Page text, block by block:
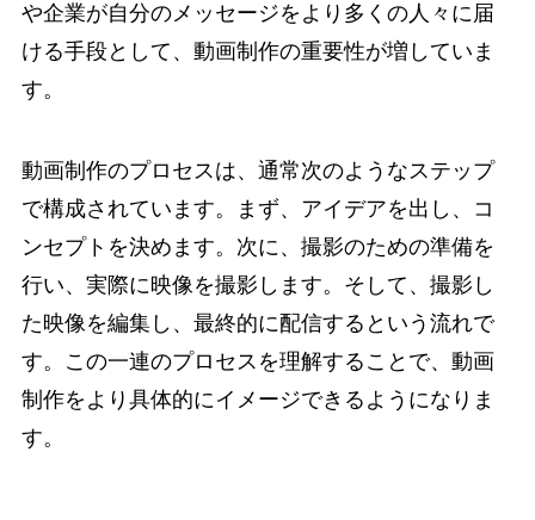
や企業が自分のメッセージをより多くの人々に届
ける手段として、動画制作の重要性が増していま
す。
動画制作のプロセスは、通常次のようなステップ
で構成されています。まず、アイデアを出し、コ
ンセプトを決めます。次に、撮影のための準備を
行い、実際に映像を撮影します。そして、撮影し
た映像を編集し、最終的に配信するという流れで
す。この一連のプロセスを理解することで、動画
制作をより具体的にイメージできるようになりま
す。